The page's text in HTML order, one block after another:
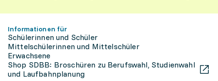
Informationen für
Schülerinnen und Schüler
Mittelschülerinnen und Mittelschüler
Erwachsene
Shop SDBB: Broschüren zu Berufswahl, Studienwahl
und Laufbahnplanung